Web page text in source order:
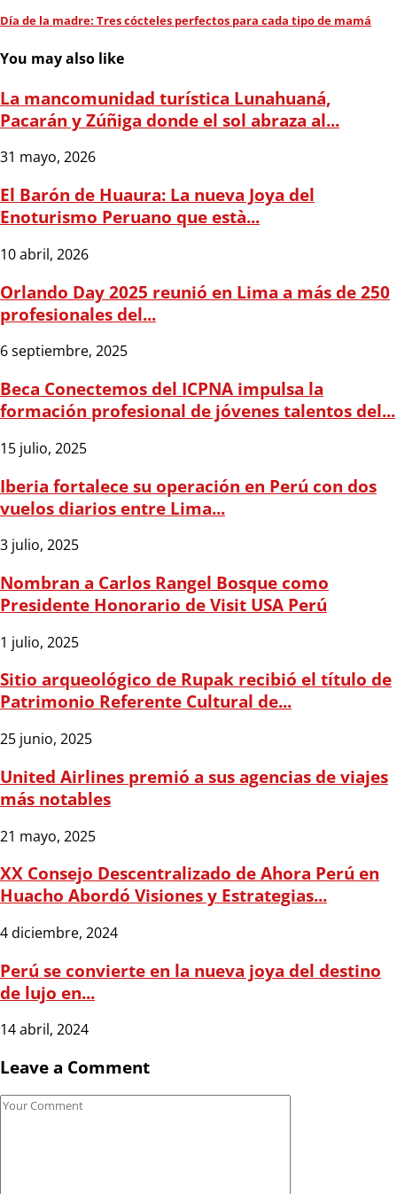
Día de la madre: Tres cócteles perfectos para cada tipo de mamá
You may also like
La mancomunidad turística Lunahuaná,
Pacarán y Zúñiga donde el sol abraza al...
31 mayo, 2026
El Barón de Huaura: La nueva Joya del
Enoturismo Peruano que està...
10 abril, 2026
Orlando Day 2025 reunió en Lima a más de 250
profesionales del...
6 septiembre, 2025
Beca Conectemos del ICPNA impulsa la
formación profesional de jóvenes talentos del...
15 julio, 2025
Iberia fortalece su operación en Perú con dos
vuelos diarios entre Lima...
3 julio, 2025
Nombran a Carlos Rangel Bosque como
Presidente Honorario de Visit USA Perú
1 julio, 2025
Sitio arqueológico de Rupak recibió el título de
Patrimonio Referente Cultural de...
25 junio, 2025
United Airlines premió a sus agencias de viajes
más notables
21 mayo, 2025
XX Consejo Descentralizado de Ahora Perú en
Huacho Abordó Visiones y Estrategias...
4 diciembre, 2024
Perú se convierte en la nueva joya del destino
de lujo en...
14 abril, 2024
Leave a Comment